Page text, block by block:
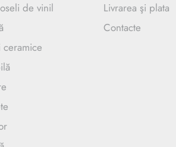
de vinil
ceramice
Livrarea şi plata
Contacte